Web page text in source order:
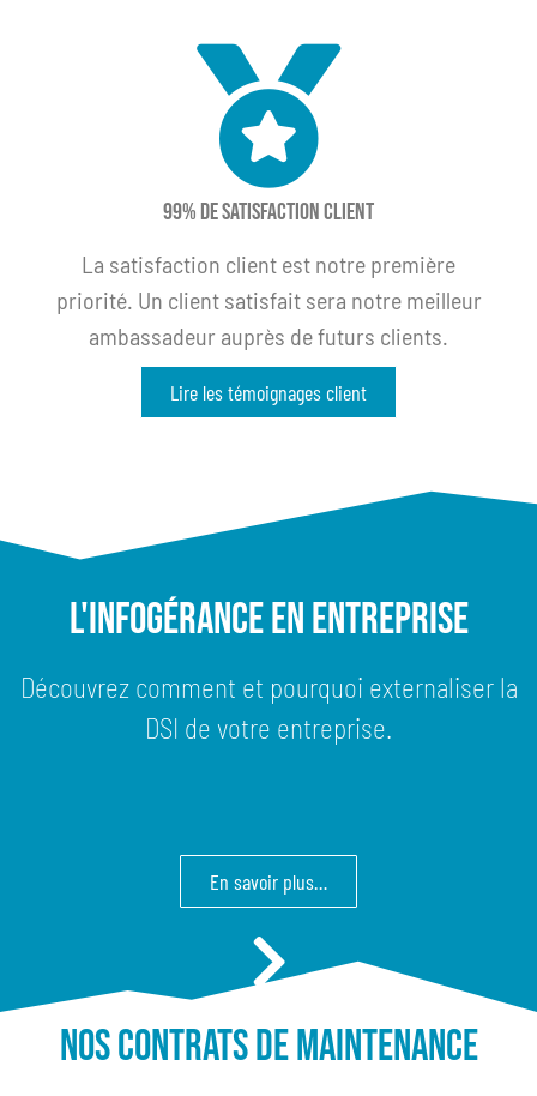
99% de satisfaction client
La satisfaction client est notre première
priorité. Un client satisfait sera notre meilleur
ambassadeur auprès de futurs clients.
Lire les témoignages client
L'Infogérance en entreprise
Découvrez comment et pourquoi externaliser la
DSI de votre entreprise.
En savoir plus…
Nos contrats de maintenance